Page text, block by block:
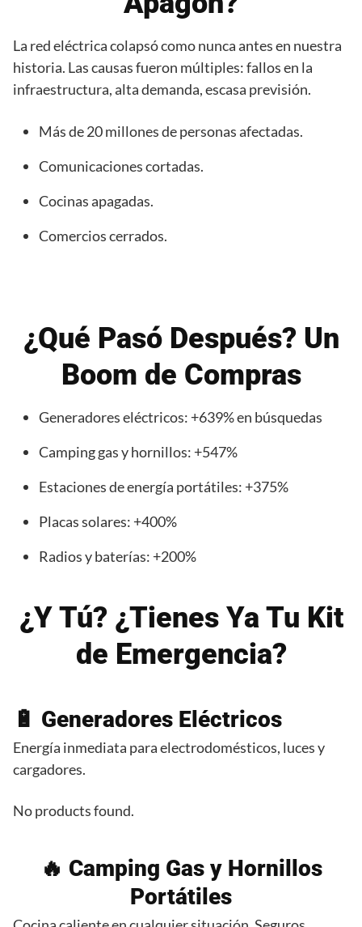
La red eléctrica colapsó como nunca antes en nuestra
historia. Las causas fueron múltiples: fallos en la
infraestructura, alta demanda, escasa previsión.
Más de 20 millones de personas afectadas.
Comunicaciones cortadas.
Cocinas apagadas.
Comercios cerrados.
¿Qué Pasó Después? Un
Boom de Compras
Generadores eléctricos: +639% en búsquedas
Camping gas y hornillos: +547%
Estaciones de energía portátiles: +375%
Placas solares: +400%
Radios y baterías: +200%
¿Y Tú? ¿Tienes Ya Tu Kit
de Emergencia?
🔋 Generadores Eléctricos
Energía inmediata para electrodomésticos, luces y
cargadores.
No products found.
🔥 Camping Gas y Hornillos
Portátiles